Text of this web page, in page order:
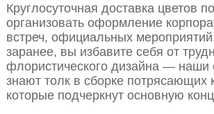
Круглосуточная доставка цветов
организовать оформление
встреч, официальных
заранее, вы избавите себя от
флористического дизайна — наши
знают толк в сборке потрясающих
которые подчеркнут основную